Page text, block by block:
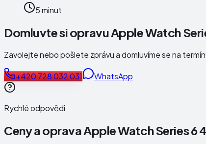
5 minut
Domluvte si opravu Apple Watch
Zavolejte nebo pošlete zprávu a domluvíme se na
+420 728 032 031 WhatsApp
Rychlé odpovědi
Ceny a opravaApple Watch Series 6